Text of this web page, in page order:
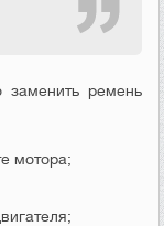
заменить ремень
мотора;